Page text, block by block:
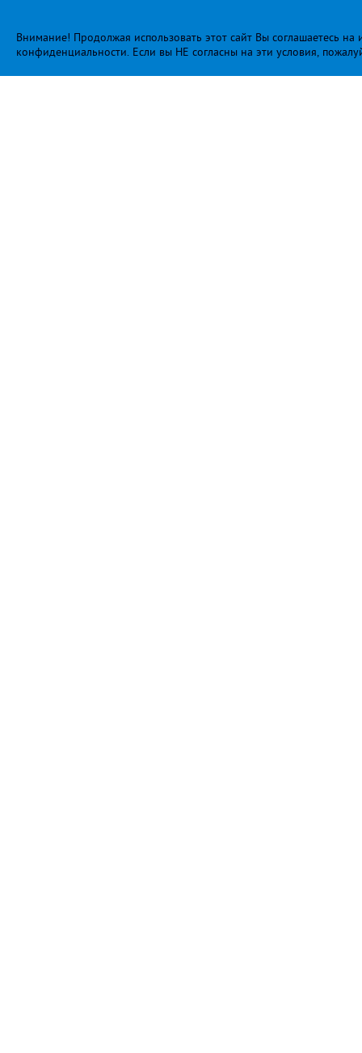
Внимание! Продолжая использовать этот сайт Вы соглашаетесь
конфиденциальности. Если вы НЕ согласны на эти условия,